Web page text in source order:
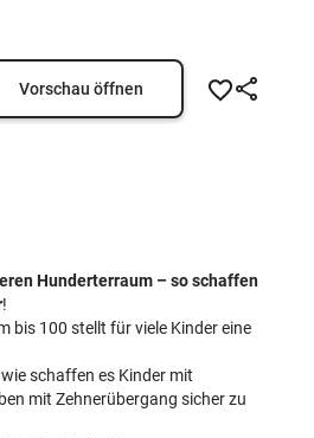
Vorschau öffnen
Hunderterraum – so schaffen
!
bis 100 stellt für viele Kinder eine
schaffen es Kinder mit
mit Zehnerübergang sicher zu